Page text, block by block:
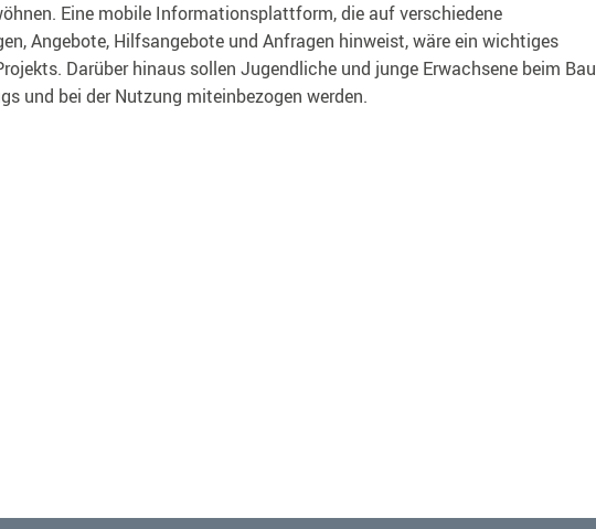
Eine mobile Informationsplattform, die auf verschiedene
Angebote, Hilfsangebote und Anfragen hinweist, wäre ein wichtiges
Darüber hinaus sollen Jugendliche und junge Erwachsene beim Bau
und bei der Nutzung miteinbezogen werden.